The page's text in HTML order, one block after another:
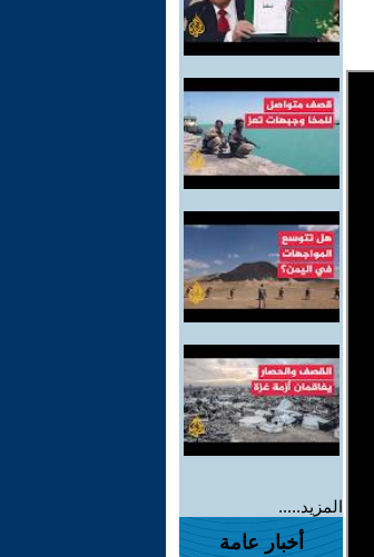
المزيد.....
أخبار عامة